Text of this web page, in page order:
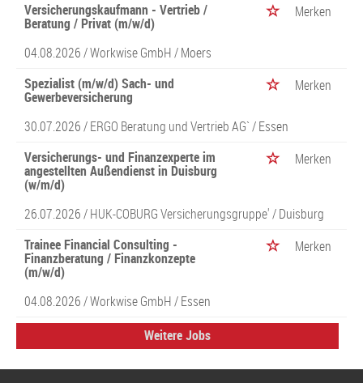
Versicherungskaufmann - Vertrieb /
Beratung / Privat (m/w/d)
Merken
04.08.2026 /Workwise GmbH/ Moers
Spezialist (m/w/d) Sach- und
Gewerbeversicherung
Merken
30.07.2026 /ERGO Beratung und Vertrieb AG`/ Essen
Versicherungs- und Finanzexperte im
angestellten Außendienst in Duisburg
(w/m/d)
Merken
26.07.2026 /HUK-COBURG Versicherungsgruppe'/ Duisburg
Trainee Financial Consulting -
Finanzberatung / Finanzkonzepte
(m/w/d)
Merken
04.08.2026 /Workwise GmbH/ Essen
Weitere Jobs